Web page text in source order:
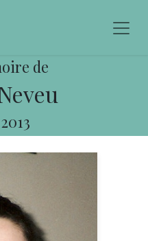
de
2013